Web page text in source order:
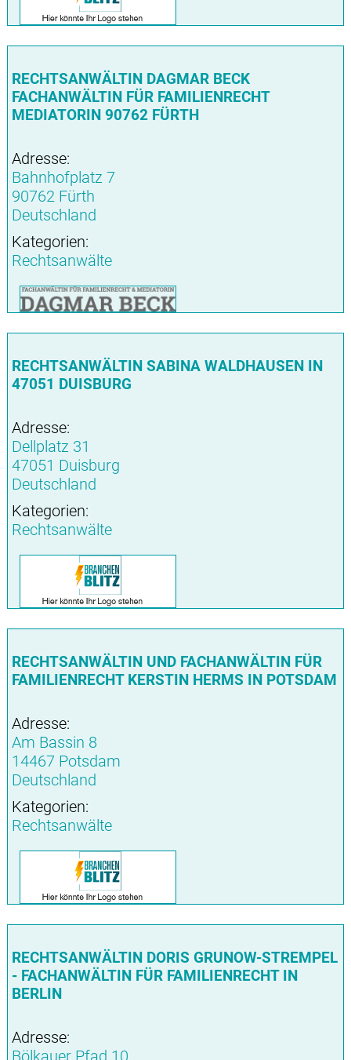
RECHTSANWÄLTIN DAGMAR BECK
FACHANWÄLTIN FÜR FAMILIENRECHT
MEDIATORIN 90762 FÜRTH
Adresse:
Bahnhofplatz 7
90762 Fürth
Deutschland
Kategorien:
Rechtsanwälte
RECHTSANWÄLTIN SABINA WALDHAUSEN IN
47051 DUISBURG
Adresse:
Dellplatz 31
47051 Duisburg
Deutschland
Kategorien:
Rechtsanwälte
RECHTSANWÄLTIN UND FACHANWÄLTIN FÜR
FAMILIENRECHT KERSTIN HERMS IN POTSDAM
Adresse:
Am Bassin 8
14467 Potsdam
Deutschland
Kategorien:
Rechtsanwälte
RECHTSANWÄLTIN DORIS GRUNOW-STREMPEL
- FACHANWÄLTIN FÜR FAMILIENRECHT IN
BERLIN
Adresse: